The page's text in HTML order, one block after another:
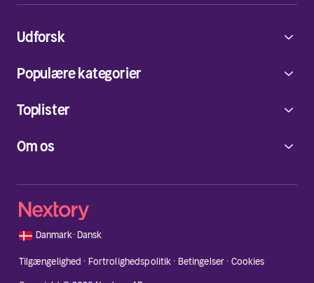
Om os
Udforsk
Populære kategorier
Toplister
🇩🇰 Danmark·Dansk
Tilgængelighed · Fortrolighedspolitik · Betingelser · Cookies